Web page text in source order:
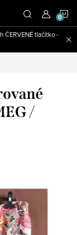
ČERVENÉ tlačítko -
/